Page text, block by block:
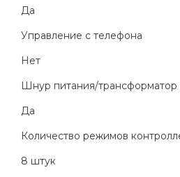
Да
Управление с телефона
Нет
Шнур питания/трансформатор
Да
Количество режимов
8 штук